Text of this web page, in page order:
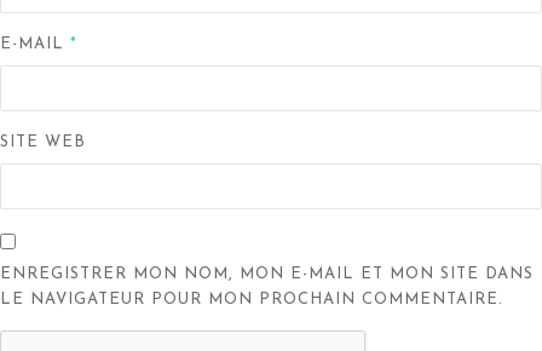
E-MAIL *
SITE WEB
ENREGISTRER MON NOM, MON E-MAIL ET MON SITE DANS
LE NAVIGATEUR POUR MON PROCHAIN COMMENTAIRE.